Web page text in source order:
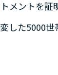
メントを証
した5000世